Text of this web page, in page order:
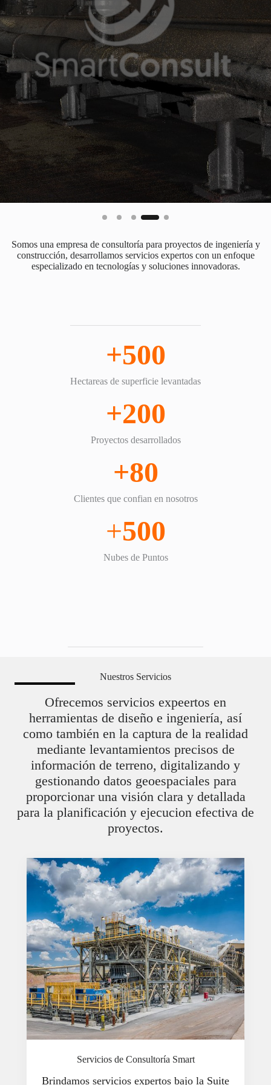
Somos una empresa de consultoría para proyectos de ingeniería y
construcción, desarrollamos servicios expertos con un enfoque
especializado en tecnologías y soluciones innovadoras.
+500
Hectareas de superficie levantadas
+200
Proyectos desarrollados
+80
Clientes que confian en nosotros
+500
Nubes de Puntos
Nuestros Servicios
Ofrecemos servicios expeertos en
herramientas de diseño e ingeniería, así
como también en la captura de la realidad
mediante levantamientos precisos de
información de terreno, digitalizando y
gestionando datos geoespaciales para
proporcionar una visión clara y detallada
para la planificación y ejecucion efectiva de
proyectos.
Servicios de Consultoría Smart
Brindamos servicios expertos bajo la Suite